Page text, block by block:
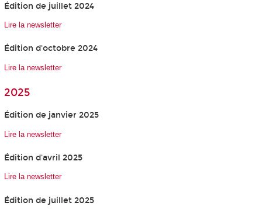
Édition de juillet 2024
Lire la newsletter
Édition d'octobre 2024
Lire la newsletter
2025
Édition de janvier 2025
Lire la newsletter
Édition d'avril 2025
Lire la newsletter
Édition de juillet 2025